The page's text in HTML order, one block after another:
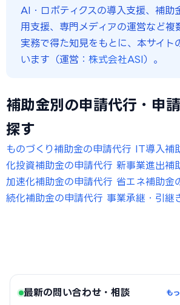
AI・ロボティクスの導入支援、補助
用支援、専門メディアの運営など複
実務で得た知見をもとに、本サイト
います（運営： 株式会社ASI）。
補助金別の申請代行・申
探す
ものづくり補助金の申請代行 IT導入補
化投資補助金の申請代行 新事業進出補
加速化補助金の申請代行 省エネ補助金
続化補助金の申請代行 事業承継・引継
最新の問い合わせ・相談 も